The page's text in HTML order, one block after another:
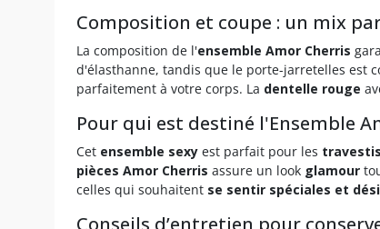
Composition et coupe : un mix
La composition de l'ensemble Amor Cherris
d'élasthanne, tandis que le porte-jarretelles est
parfaitement à votre corps. La dentelle rouge
Pour qui est destiné l'Ensemble
Cet ensemble sexy est parfait pour les travestis
pièces Amor Cherris assure un look glamour
celles qui souhaitent se sentir spéciales et
Conseils d’entretien pour